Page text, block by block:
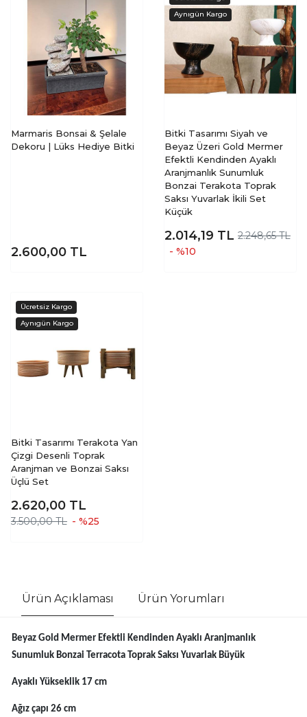
Marmaris Bonsai & Şelale
Dekoru | Lüks Hediye Bitki
2.600,00 TL
Bitki Tasarımı Siyah ve
Beyaz Üzeri Gold Mermer
Efektli Kendinden Ayaklı
Aranjmanlık Sunumluk
Bonzai Terakota Toprak
Saksı Yuvarlak İkili Set
Küçük
2.014,19 TL 2.248,65 TL
- %10
Bitki Tasarımı Terakota Yan
Çizgi Desenli Toprak
Aranjman ve Bonzai Saksı
Üçlü Set
2.620,00 TL
3.500,00 TL - %25
Ürün Açıklaması Ürün Yorumları
Beyaz Gold Mermer Efektli Kendinden Ayaklı Aranjmanlık
Sunumluk Bonzai Terracota Toprak Saksı Yuvarlak Büyük
Ayaklı Yükseklik 17 cm
Ağız çapı 26 cm